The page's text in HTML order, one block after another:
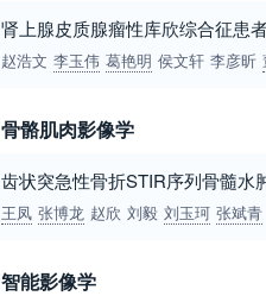
肾上腺皮质腺瘤性库欣综合征患
赵浩文 李玉伟 葛艳明 侯文轩 李彦昕
骨骼肌肉影像学
齿状突急性骨折STIR序列骨髓水
王凤 张博龙 赵欣 刘毅 刘玉珂 张斌青
智能影像学